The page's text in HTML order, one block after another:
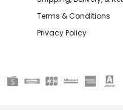
Terms & Conditions
Privacy Policy